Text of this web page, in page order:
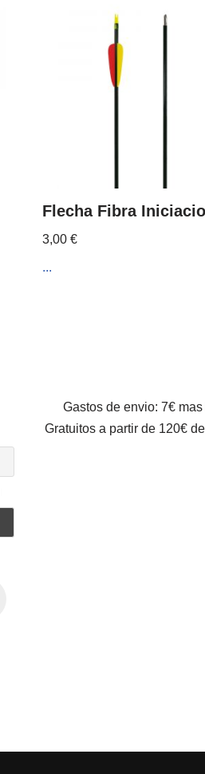
Flecha Fibra
3,00 €
...
Gastos de envio: 7€ mas
Gratuitos a partir de 120€